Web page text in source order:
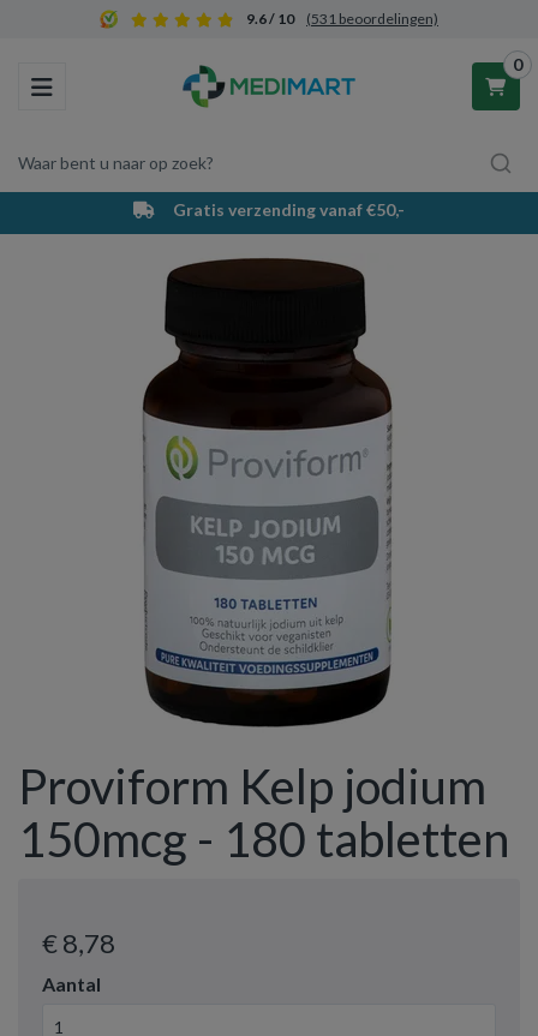
9.6 / 10 (531 beoordelingen)
Toggle navigation
Waar bent u naar op zoek?
0
Winkelwagen
Uw winkelwagen is leeg.
Vul hem met producten.
Gratis verzending vanaf €50,-
Proviform Kelp jodium
150mcg - 180 tabletten
€ 8,78
Aantal